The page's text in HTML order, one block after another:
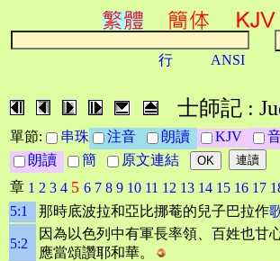
行
ANSI
士師記 :
單節: 串珠 注音 朗讀 KJV
朗讀
簡
原文連結
章 1 2 3 4 5 6 7 8 9 10 11 12 13 14 15 16 17
5:1
那時底波拉和亞比挪菴的兒子巴拉作
5:2
因為以色列中有軍長率領、百姓也甘
應當頌讚耶和華。